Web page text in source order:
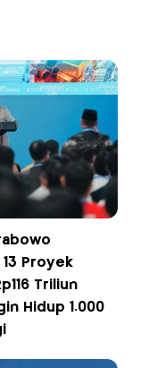
13 Proyek
Triliun
Hidup 1.000